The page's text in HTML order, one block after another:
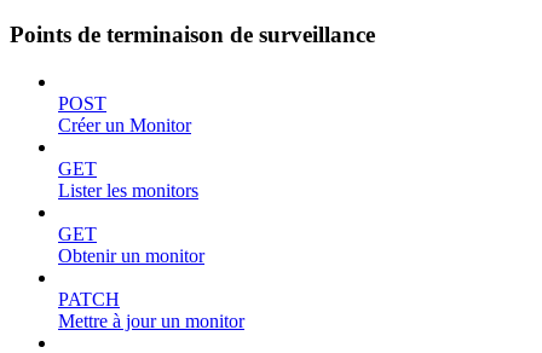
Points de terminaison de surveillance
POST
Créer un Monitor
GET
Lister les monitors
GET
Obtenir un monitor
PATCH
Mettre à jour un monitor